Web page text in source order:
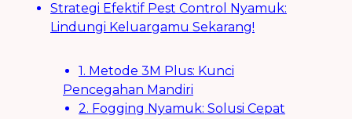
Strategi Efektif Pest Control Nyamuk:
Lindungi Keluargamu Sekarang!
1. Metode 3M Plus: Kunci
Pencegahan Mandiri
2. Fogging Nyamuk: Solusi Cepat